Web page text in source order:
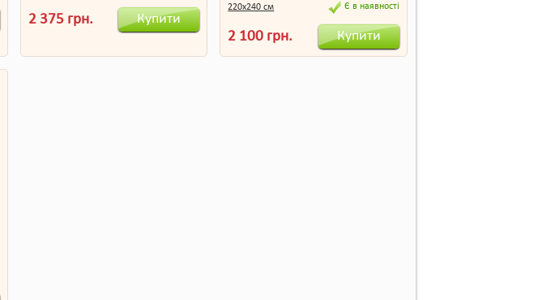
2 375 грн. Купити
220х240 см Є в наявності
2 100 грн. Купити